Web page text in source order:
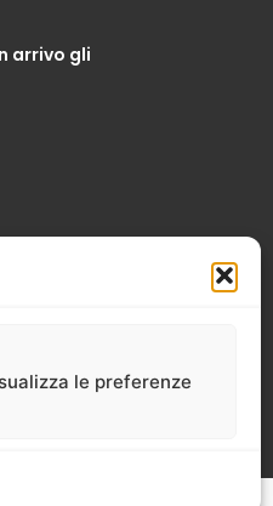
le preferenze
arrivo gli